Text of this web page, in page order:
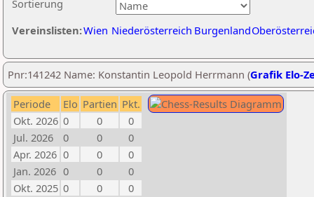
Sortierung
Vereinslisten:Wien Niederösterreich Burgenland
Pnr:141242 Name: Konstantin Leopold Herrmann (Grafik Elo-
Periode Elo Partien Pkt.
Okt. 2026 0 0
0
Jul. 2026
0 0
0
Apr. 2026 0 0
0
Jan. 2026 0 0
0
Okt. 2025 0 0
0